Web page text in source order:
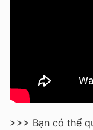
>>> Bạn có thể